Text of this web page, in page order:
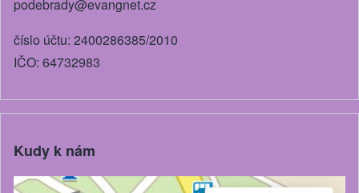
podebrady@evangnet.cz
číslo účtu: 2400286385/2010
IČO: 64732983
Kudy k nám